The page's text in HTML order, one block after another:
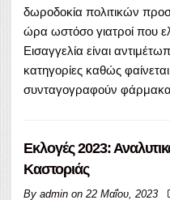
δωροδοκία πολιτικών
ώρα ωστόσο γιατροί που
Εισαγγελία είναι
κατηγορίες καθώς
συνταγογραφούν
Εκλογές 2023:
Καστοριάς
By admin on 22 Μαΐου, 2023